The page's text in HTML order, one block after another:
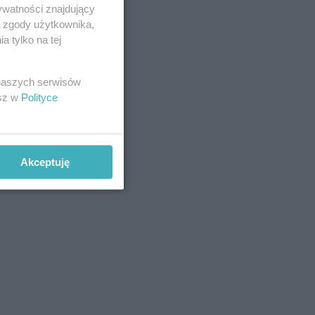
znajdujący
użytkownika,
tylko na tej
serwisów
w Polityce
Akceptuję